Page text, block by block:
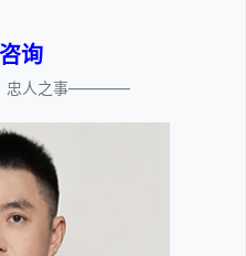
询
忠人之事————